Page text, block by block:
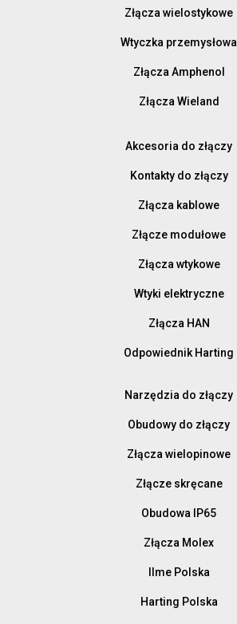
Złącza wielostykowe
Wtyczka przemysłowa
Złącza Amphenol
Złącza Wieland
Akcesoria do złączy
Kontakty do złączy
Złącza kablowe
Złącze modułowe
Złącza wtykowe
Wtyki elektryczne
Złącza HAN
Odpowiednik Harting
Narzędzia do złączy
Obudowy do złączy
Złącza wielopinowe
Złącze skręcane
Obudowa IP65
Złącza Molex
Ilme Polska
Harting Polska